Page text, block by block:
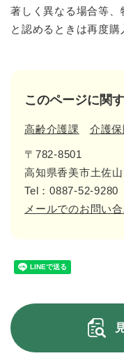
著しく異なる場合等
と認めるときは再度購
このページに関
高齢介護課 介護
〒782-8501
高知県香美市土佐
Tel：0887-52-9280
メールでのお問い